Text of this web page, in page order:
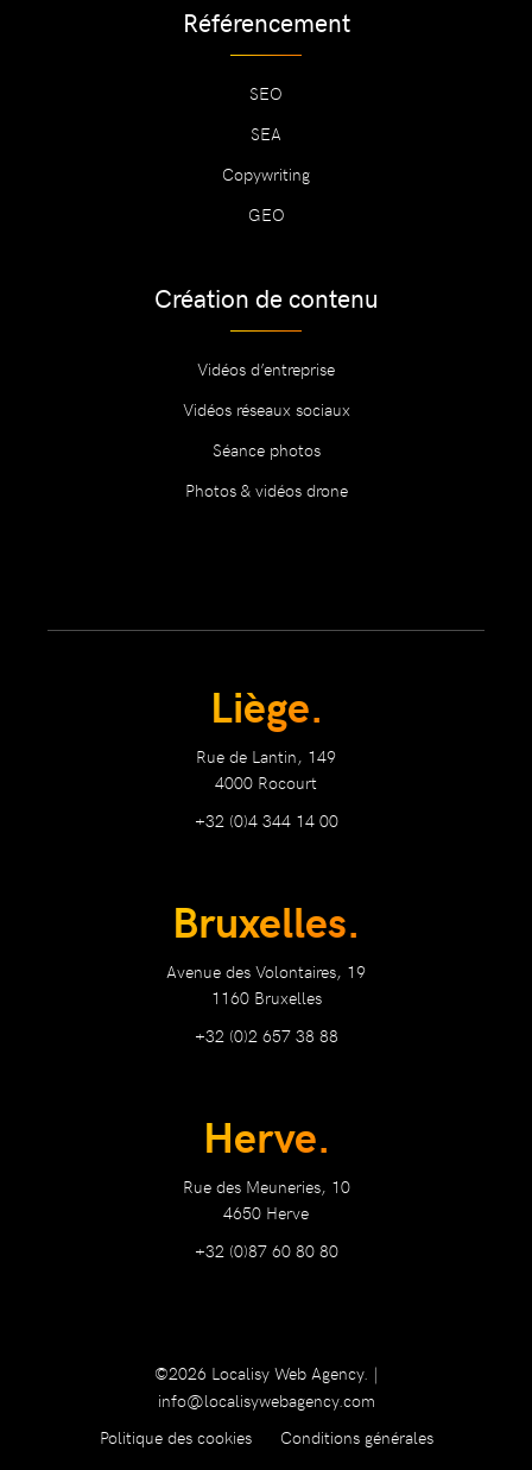
Référencement
SEO
SEA
Copywriting
GEO
Création de contenu
Vidéos d’entreprise
Vidéos réseaux sociaux
Séance photos
Photos & vidéos drone
Liège.
Rue de Lantin, 149
4000 Rocourt
+32 (0)4 344 14 00
Bruxelles.
Avenue des Volontaires, 19
1160 Bruxelles
+32 (0)2 657 38 88
Herve.
Rue des Meuneries, 10
4650 Herve
+32 (0)87 60 80 80
©2026 Localisy Web Agency. |
info@localisywebagency.com
Politique des cookies
Conditions générales